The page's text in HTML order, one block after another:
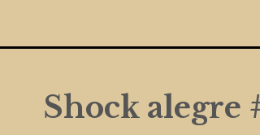
Shock alegre